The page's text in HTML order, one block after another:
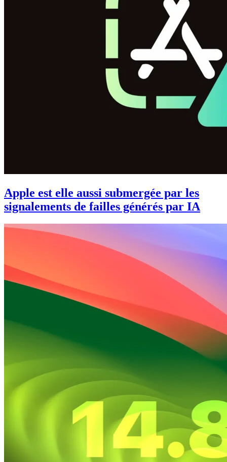
Apple est elle aussi submergée par les
signalements de failles générés par IA